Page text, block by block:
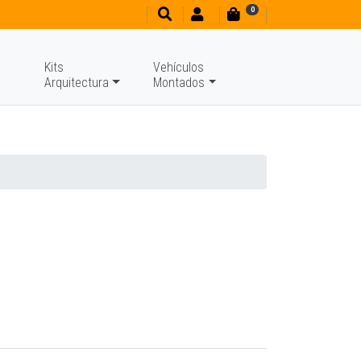
0
Kits
Arquitectura
Vehículos
Montados